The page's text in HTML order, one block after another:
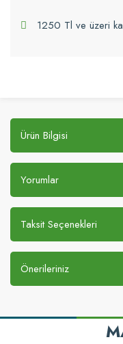
1250 Tl ve üzeri
Ürün Bilgisi
Yorumlar
Taksit Seçenekleri
Önerileriniz